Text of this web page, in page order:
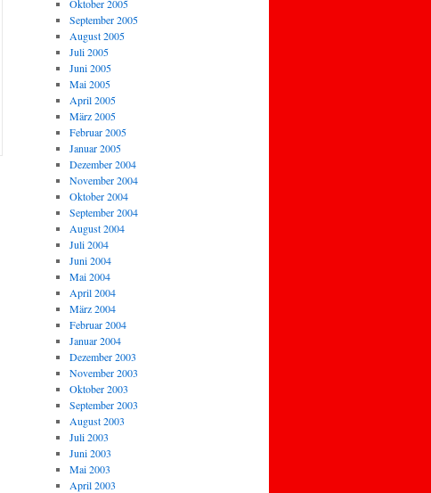
Oktober 2005
September 2005
August 2005
Juli 2005
Juni 2005
Mai 2005
April 2005
März 2005
Februar 2005
Januar 2005
Dezember 2004
November 2004
Oktober 2004
September 2004
August 2004
Juli 2004
Juni 2004
Mai 2004
April 2004
März 2004
Februar 2004
Januar 2004
Dezember 2003
November 2003
Oktober 2003
September 2003
August 2003
Juli 2003
Juni 2003
Mai 2003
April 2003